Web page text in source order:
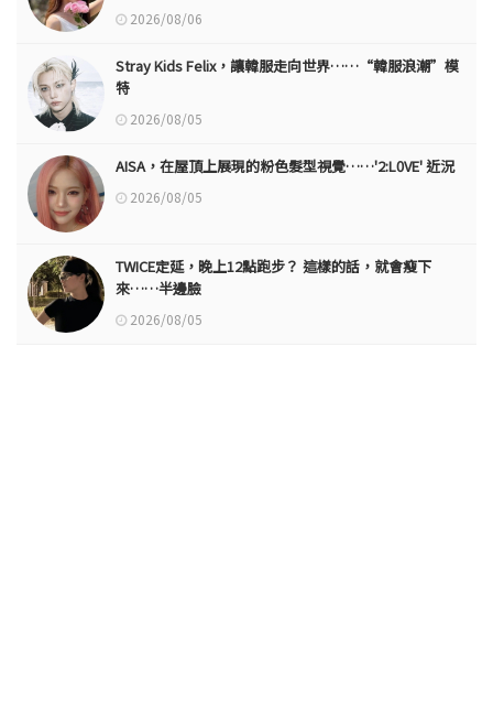
2026/08/06
Stray Kids Felix，讓韓服走向世界……“韓服浪潮”模
特
2026/08/05
AISA，在屋頂上展現的粉色髮型視覺……'2:L0VE' 近況
2026/08/05
TWICE定延，晚上12點跑步？ 這樣的話，就會瘦下
來……半邊臉
2026/08/05